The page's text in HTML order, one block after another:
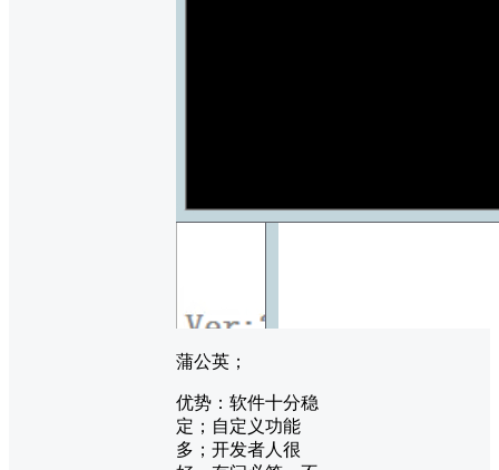
蒲公英；
优势：软件十分稳
定；自定义功能
多；开发者人很